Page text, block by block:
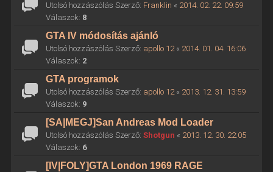
Utolsó hozzászólás Szerző: Franklin « 2014. 02. 22. 09:59
Válaszok: 8
GTA IV módosítás ajánló
Utolsó hozzászólás Szerző: apollo 12« 2014. 01. 04. 16:06
Válaszok: 2
GTA programok
Utolsó hozzászólás Szerző: apollo 12« 2013. 12. 31. 13:59
Válaszok: 9
[SA|MEGJ]San Andreas Mod Loader
Utolsó hozzászólás Szerző: Shotgun « 2013. 12. 30. 22:05
Válaszok: 6
[IV|FOLY]GTA London 1969 RAGE